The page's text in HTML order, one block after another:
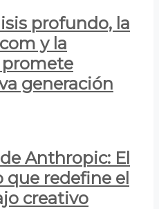
profundo, la
y la
generación
Anthropic: El
que redefine el
creativo